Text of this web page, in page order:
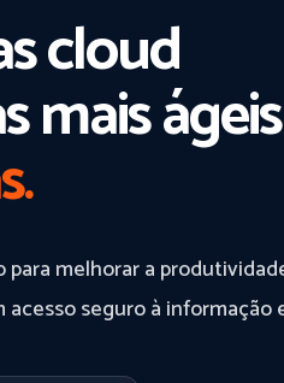
cloud
mais ágeis
melhorar a
acesso seguro à informação